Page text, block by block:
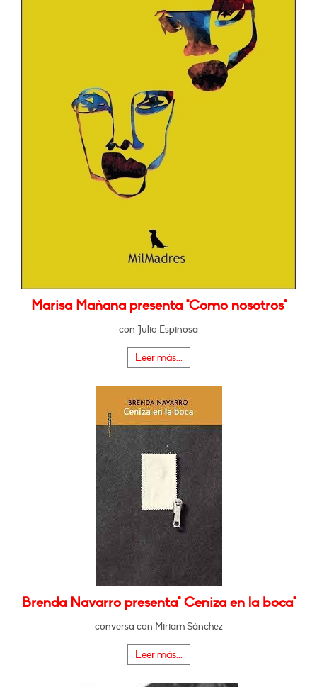
Marisa Mañana presenta "Como nosotros"
con Julio Espinosa
Leer más...
Brenda Navarro presenta" Ceniza en la boca"
conversa con Miriam Sánchez
Leer más...